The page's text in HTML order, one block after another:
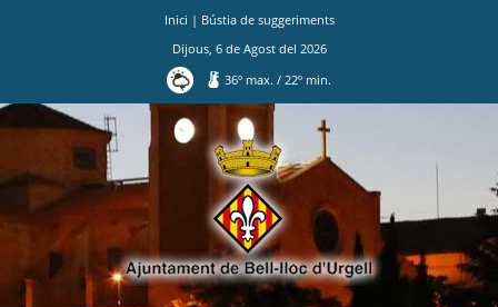
Inici | Bústia de suggeriments
Dijous, 6de Agostdel 2026
36º max./ 22º min.